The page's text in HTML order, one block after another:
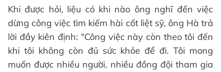
Khi được hỏi, liệu có khi nào ông nghĩ đến việc
dừng công việc tìm kiếm hài cốt liệt sỹ, ông Hà trả
lời đầy kiên định: "Công việc này còn theo tôi đến
khi tôi không còn đủ sức khỏe để đi. Tôi mong
muốn được nhiều người, nhiều đồng đội tham gia